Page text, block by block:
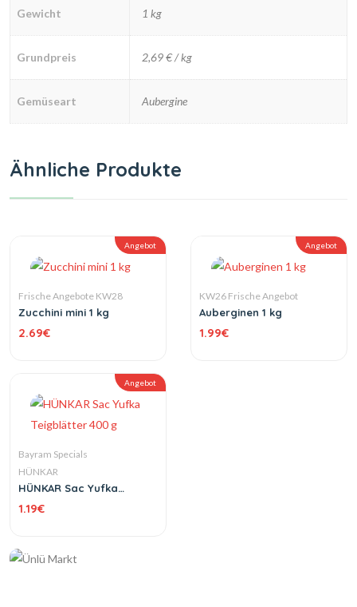
Gewicht 1 kg
Grundpreis 2,69 € / kg
Gemüseart Aubergine
Ähnliche Produkte
Angebot
Frische Angebote KW28
Zucchini mini 1 kg
2.69€
Angebot
KW26 Frische Angebot
Auberginen 1 kg
1.99€
Angebot
Bayram Specials
HÜNKAR
HÜNKAR Sac Yufka
1.19€